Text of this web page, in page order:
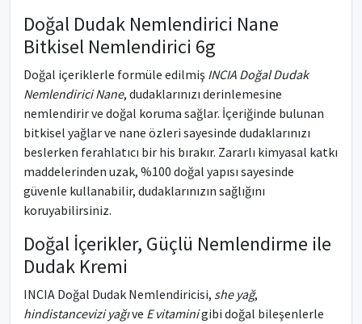
Doğal Dudak Nemlendirici Nane
Bitkisel Nemlendirici 6g
Doğal içeriklerle formüle edilmiş INCIA Doğal Dudak
Nemlendirici Nane, dudaklarınızı derinlemesine
nemlendirir ve doğal koruma sağlar. İçeriğinde bulunan
bitkisel yağlar ve nane özleri sayesinde dudaklarınızı
beslerken ferahlatıcı bir his bırakır. Zararlı kimyasal katkı
maddelerinden uzak, %100 doğal yapısı sayesinde
güvenle kullanabilir, dudaklarınızın sağlığını
koruyabilirsiniz.
Doğal İçerikler, Güçlü Nemlendirme ile
Dudak Kremi
INCIA Doğal Dudak Nemlendiricisi, she yağ,
hindistancevizi yağıve E vitaminigibi doğal bileşenlerle